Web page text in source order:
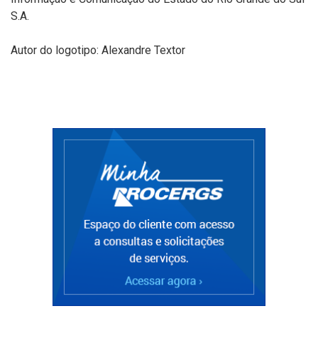
S.A.
Autor do logotipo: Alexandre Textor